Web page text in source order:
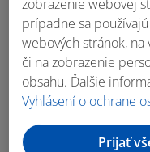
zobrazenie webovej
prípadne sa
webových stránok, na
či na zobrazenie
obsahu. Ďalšie
Vyhlásení o ochrane
Prijať